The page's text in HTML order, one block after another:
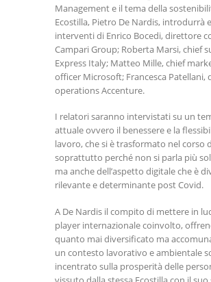
Management e il tema della
Ecostilla, Pietro De Nardis, introdurrà
interventi di Enrico Bocedi, direttore
Campari Group; Roberta Marsi, chief
Express Italy; Matteo Mille, chief
officer Microsoft; Francesca Patellani,
operations Accenture.
I relatori saranno intervistati su un
attuale ovvero il benessere e la
lavoro, che si è trasformato nel corso
soprattutto perché non si parla più
ma anche dell’aspetto digitale che è
rilevante e determinante post Covid.
A De Nardis il compito di mettere in
player internazionale coinvolto,
quanto mai diversificato ma
un contesto lavorativo e ambientale
incentrato sulla prosperità delle